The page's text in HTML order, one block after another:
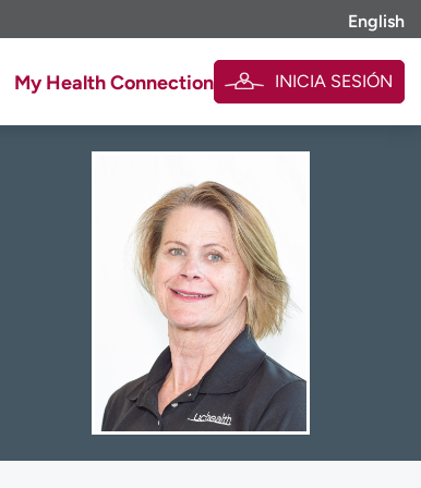
English
My Health Connection INICIA SESIÓN